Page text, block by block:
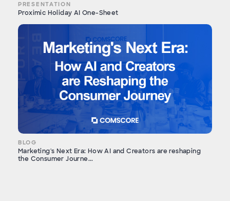
PRESENTATION
Proximic Holiday AI One-Sheet
BLOG
Marketing's Next Era: How AI and Creators are reshaping
the Consumer Journe...